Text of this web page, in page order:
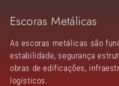
Escoras Metálicas
As escoras metálicas são
estabilidade, segurança
obras de edificações,
logísticos.